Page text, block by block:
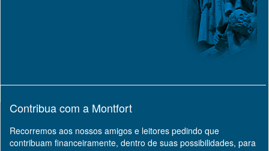
Contribua com a Montfort
Recorremos aos nossos amigos e leitores pedindo que
contribuam financeiramente, dentro de suas possibilidades, para